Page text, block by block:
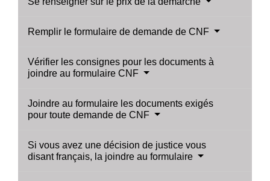
Remplir le formulaire de demande de CNF
Vérifier les consignes pour les documents à
joindre au formulaire CNF
Joindre au formulaire les documents exigés
pour toute demande de CNF
Si vous avez une décision de justice vous
disant français, la joindre au formulaire